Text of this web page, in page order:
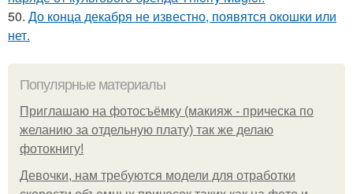
50. До конца декабря не известно, появятся окошки или
нет.
Популярные материалы
Приглашаю на фотосъёмку (макияж - прическа по
желанию за отдельную плату) так же делаю
фотокнигу!
Девочки, нам требуются модели для отработки